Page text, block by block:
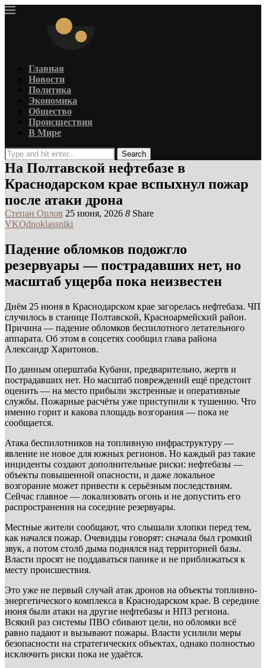
Главная
Новости
Политика
Экономика
Общество
Происшествия
В Мире
Search
На Полтавской нефтебазе в
Краснодарском крае вспыхнул пожар
после атаки дрона
Степан Орлов 25 июня, 2026 8 Share
VKOdnoklassniki
Падение обломков подожгло
резервуары — пострадавших нет, но
масштаб ущерба пока неизвестен
Днём 25 июня в Краснодарском крае загорелась нефтебаза. ЧП
случилось в станице Полтавской, Красноармейский район.
Причина — падение обломков беспилотного летательного
аппарата. Об этом в соцсетях сообщил глава района
Александр Харитонов.
По данным оперштаба Кубани, предварительно, жертв и
пострадавших нет. Но масштаб повреждений ещё предстоит
оценить — на место прибыли экстренные и оперативные
службы. Пожарные расчёты уже приступили к тушению. Что
именно горит и какова площадь возгорания — пока не
сообщается.
Атака беспилотников на топливную инфраструктуру —
явление не новое для южных регионов. Но каждый раз такие
инциденты создают дополнительные риски: нефтебазы —
объекты повышенной опасности, и даже локальное
возгорание может привести к серьёзным последствиям.
Сейчас главное — локализовать огонь и не допустить его
распространения на соседние резервуары.
Местные жители сообщают, что слышали хлопки перед тем,
как начался пожар. Очевидцы говорят: сначала был громкий
звук, а потом столб дыма поднялся над территорией базы.
Власти просят не поддаваться панике и не приближаться к
месту происшествия.
Это уже не первый случай атак дронов на объекты топливно-
энергетического комплекса в Краснодарском крае. В середине
июня были атаки на другие нефтебазы и НПЗ региона.
Всякий раз системы ПВО сбивают цели, но обломки всё
равно падают и вызывают пожары. Власти усилили меры
безопасности на стратегических объектах, однако полностью
исключить риски пока не удаётся.